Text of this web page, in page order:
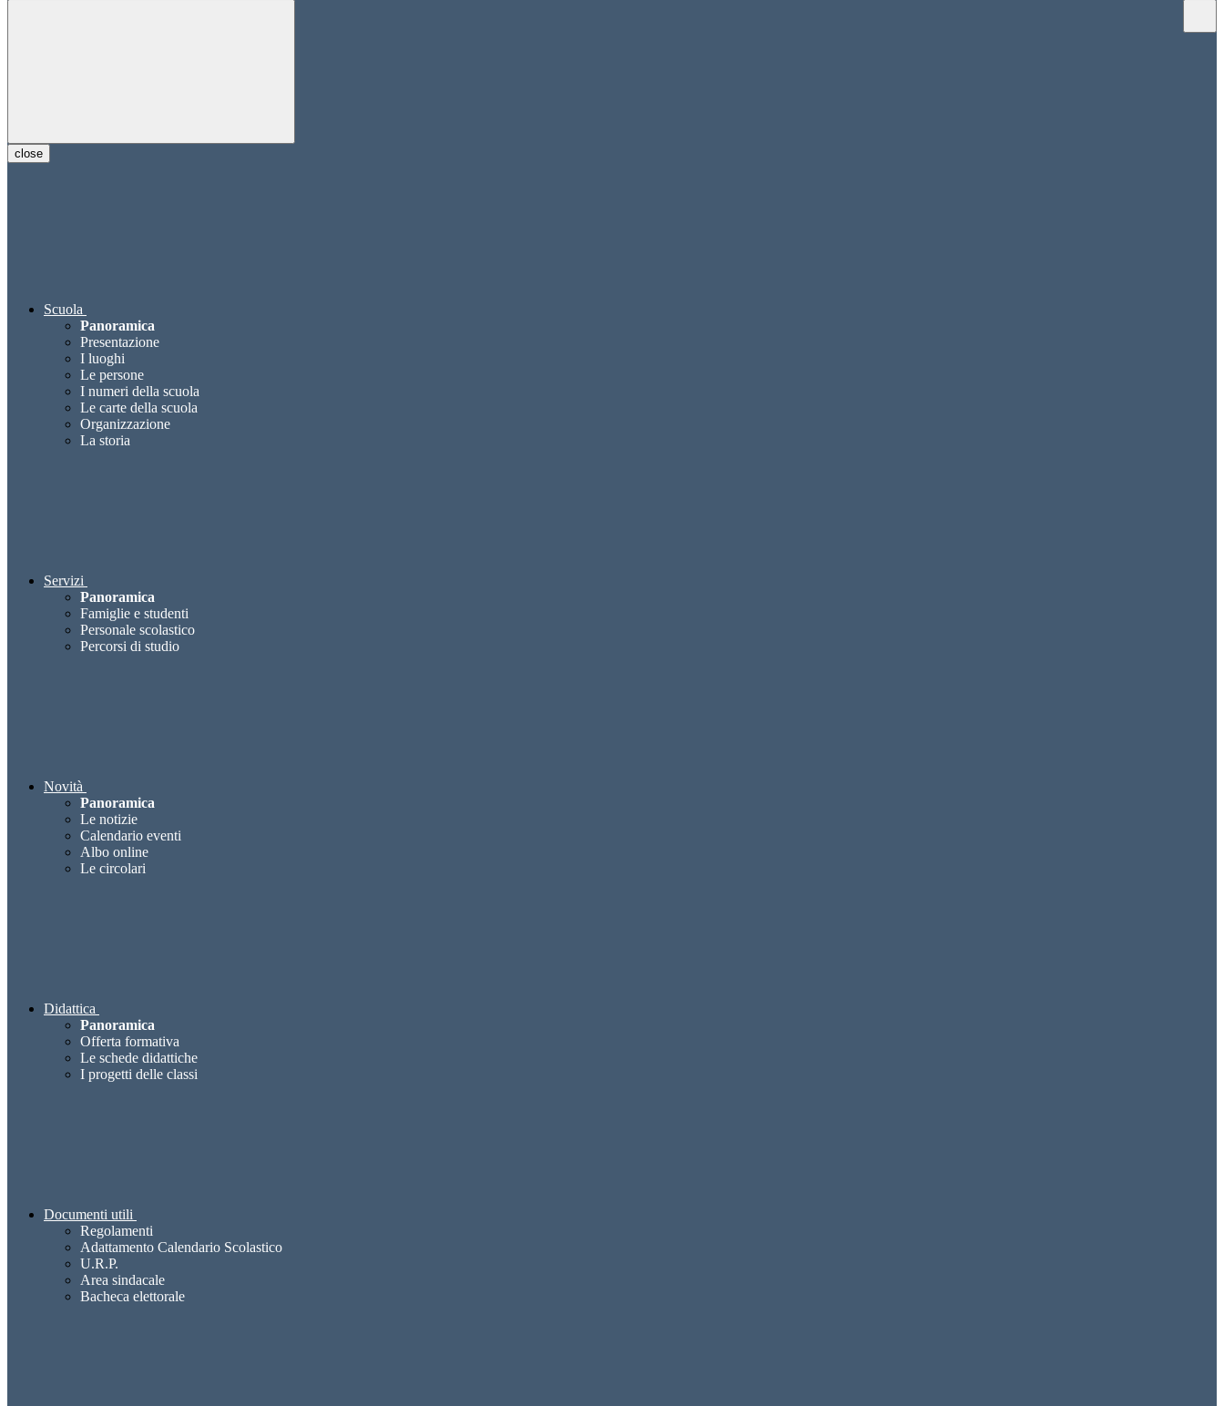
close
Scuola
Panoramica
Presentazione
I luoghi
Le persone
I numeri della scuola
Le carte della scuola
Organizzazione
La storia
Servizi
Panoramica
Famiglie e studenti
Personale scolastico
Percorsi di studio
Novità
Panoramica
Le notizie
Calendario eventi
Albo online
Le circolari
Didattica
Panoramica
Offerta formativa
Le schede didattiche
I progetti delle classi
Documenti utili
Regolamenti
Adattamento Calendario Scolastico
U.R.P.
Area sindacale
Bacheca elettorale